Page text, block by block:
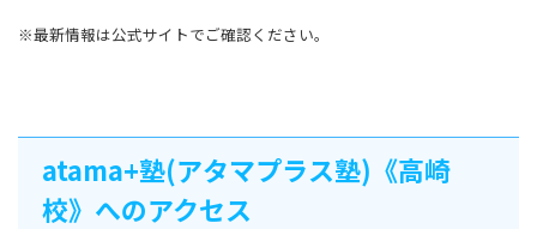
※最新情報は公式サイトでご確認ください。
atama+塾(アタマプラス塾)《高崎
校》へのアクセス